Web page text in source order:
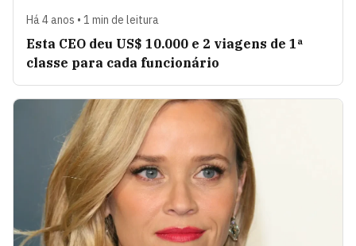
Há 4 anos • 1 min de leitura
Esta CEO deu US$ 10.000 e 2 viagens de 1ª
classe para cada funcionário